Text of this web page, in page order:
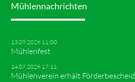
Mühlennachrichten
13.09.2026 11:00
Mühlenfest
14.07.2026 17:11
Mühlenverein erhält Förderbescheid